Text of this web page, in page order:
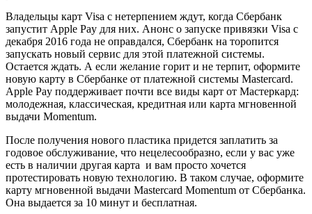
Владельцы карт Visa с нетерпением ждут, когда Сбербанк
запустит Apple Pay для них. Анонс о запуске привязки Visa с
декабря 2016 года не оправдался, Сбербанк на торопится
запускать новый сервис для этой платежной системы.
Остается ждать. А если желание горит и не терпит, оформите
новую карту в Сбербанке от платежной системы Mastercard.
Apple Pay поддерживает почти все виды карт от Мастеркард:
молодежная, классическая, кредитная или карта мгновенной
выдачи Momentum.
После получения нового пластика придется заплатить за
годовое обслуживание, что нецелесообразно, если у вас уже
есть в наличии другая карта и вам просто хочется
протестировать новую технологию. В таком случае, оформите
карту мгновенной выдачи Mastercard Momentum от Сбербанка.
Она выдается за 10 минут и бесплатная.